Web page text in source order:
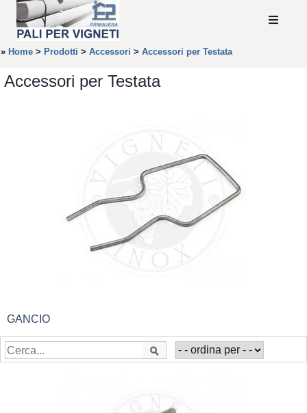
» Home > Prodotti > Accessori > Accessori per Testata
Accessori per Testata
GANCIO